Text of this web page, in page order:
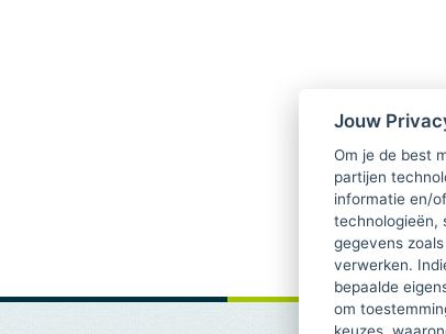
Jouw
Om je de best
partijen
informatie en/
technologieën,
gegevens
verwerken.
bepaalde
om